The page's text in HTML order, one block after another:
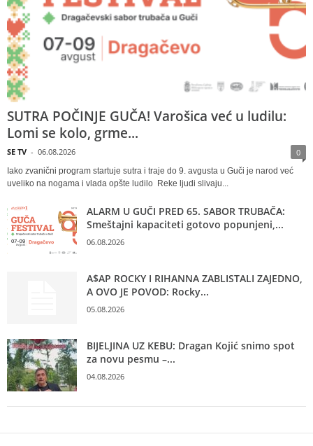
SUTRA POČINJE GUČA! Varošica već u ludilu:
Lomi se kolo, grme...
SE TV - 06.08.2026 0
Iako zvanični program startuje sutra i traje do 9. avgusta u Guči je narod već
uveliko na nogama i vlada opšte ludilo Reke ljudi slivaju...
ALARM U GUČI PRED 65. SABOR TRUBAČA:
Smeštajni kapaciteti gotovo popunjeni,...
06.08.2026
A$AP ROCKY I RIHANNA ZABLISTALI ZAJEDNO,
A OVO JE POVOD: Rocky...
05.08.2026
BIJELJINA UZ KEBU: Dragan Kojić snimo spot
za novu pesmu –...
04.08.2026